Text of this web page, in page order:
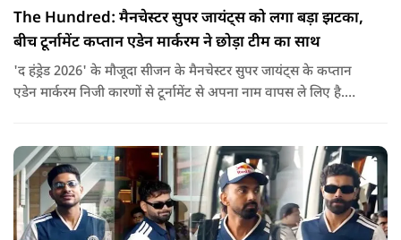
The Hundred: मैनचेस्टर सुपर जायंट्स को लगा बड़ा झटका,
बीच टूर्नामेंट कप्तान एडेन मार्करम ने छोड़ा टीम का साथ
'द हंड्रेड 2026' के मौजूदा सीजन के मैनचेस्टर सुपर जायंट्स के कप्तान
एडेन मार्करम निजी कारणों से टूर्नामेंट से अपना नाम वापस ले लिए है.